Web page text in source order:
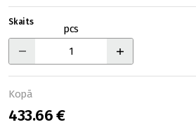
Skaits
pcs
Kopā
433.66 €